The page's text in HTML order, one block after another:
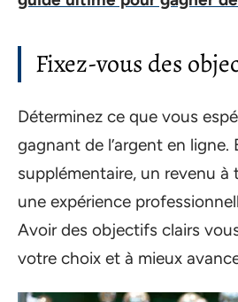
Fixez-vous des
Déterminez ce que vous
gagnant de l’argent en ligne.
supplémentaire, un revenu à
une expérience
Avoir des objectifs clairs
votre choix et à mieux